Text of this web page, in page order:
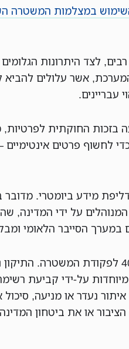
במצלמות המשטרה
לצד היתרונות
המערכת, אשר עלולים
עבריינים.
בזכות החוקתית
לחשוף פרטים
מידע ביומטרי.
על ידי המדינה,
במערך הסייבר הלאומי
בתחילת 2024 אומץ תיקון מס' 40 לפקודת
על-ידי קביעת
נעדר או מניעה, סיכול
או את ביטחון